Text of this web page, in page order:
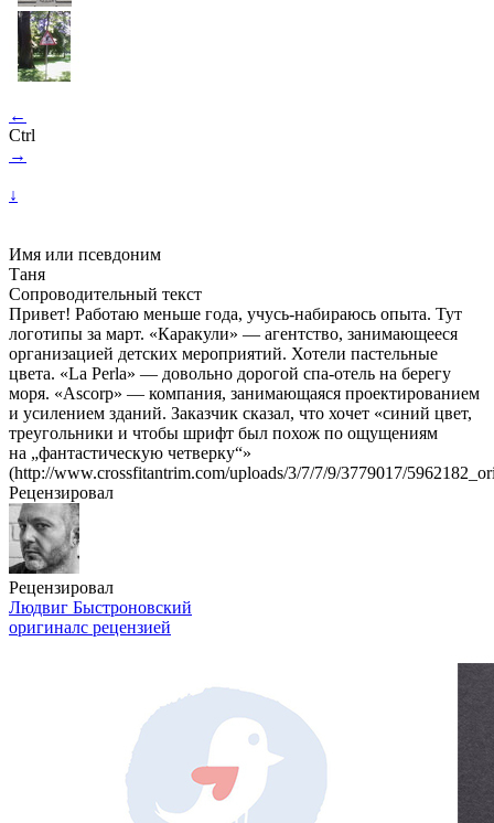
←
Ctrl
→
↓
Имя или псевдоним
Таня
Сопроводительный текст
Привет! Работаю меньше года, учусь-набираюсь опыта. Тут
логотипы за март. «Каракули» — агентство, занимающееся
организацией детских мероприятий. Хотели пастельные
цвета. «La Perla» — довольно дорогой спа-отель на берегу
моря. «Ascorp» — компания, занимающаяся проектированием
и усилением зданий. Заказчик сказал, что хочет «синий цвет,
треугольники и чтобы шрифт был похож по ощущениям
на „фантастическую четверку“»
(http://www.crossfitantrim.com/uploads/3/7/7/9/3779017/
Рецензировал
Рецензировал
Людвиг Быстроновский
оригиналс рецензией